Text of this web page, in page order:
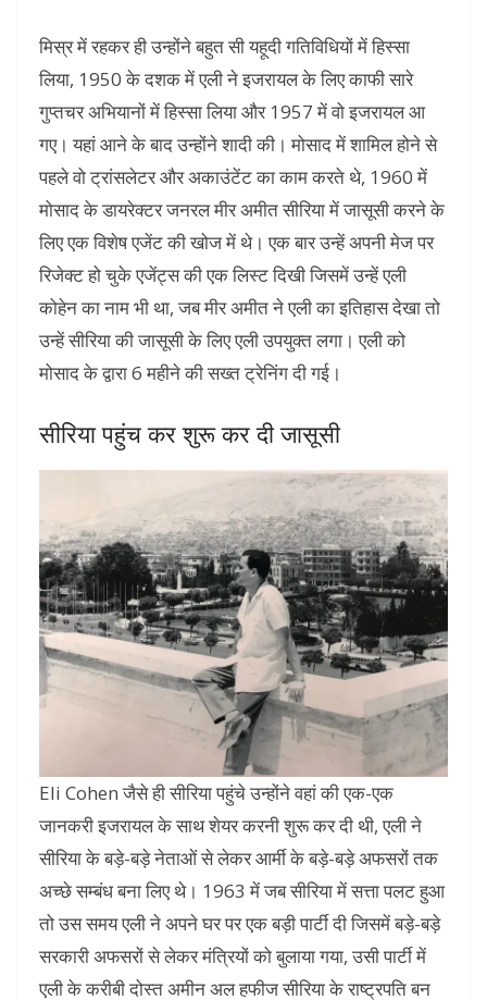
मिस्र में रहकर ही उन्होंने बहुत सी यहूदी गतिविधियों में हिस्सा
लिया, 1950 के दशक में एली ने इजरायल के लिए काफी सारे
गुप्तचर अभियानों में हिस्सा लिया और 1957 में वो इजरायल आ
गए। यहां आने के बाद उन्होंने शादी की। मोसाद में शामिल होने से
पहले वो ट्रांसलेटर और अकाउंटेंट का काम करते थे, 1960 में
मोसाद के डायरेक्टर जनरल मीर अमीत सीरिया में जासूसी करने के
लिए एक विशेष एजेंट की खोज में थे। एक बार उन्हें अपनी मेज पर
रिजेक्ट हो चुके एजेंट्स की एक लिस्ट दिखी जिसमें उन्हें एली
कोहेन का नाम भी था, जब मीर अमीत ने एली का इतिहास देखा तो
उन्हें सीरिया की जासूसी के लिए एली उपयुक्त लगा। एली को
मोसाद के द्वारा 6 महीने की सख्त ट्रेनिंग दी गई।
सीरिया पहुंच कर शुरू कर दी जासूसी
Eli Cohen जैसे ही सीरिया पहुंचे उन्होंने वहां की एक-एक
जानकरी इजरायल के साथ शेयर करनी शुरू कर दी थी, एली ने
सीरिया के बड़े-बड़े नेताओं से लेकर आर्मी के बड़े-बड़े अफसरों तक
अच्छे सम्बंध बना लिए थे। 1963 में जब सीरिया में सत्ता पलट हुआ
तो उस समय एली ने अपने घर पर एक बड़ी पार्टी दी जिसमें बड़े-बड़े
सरकारी अफसरों से लेकर मंत्रियों को बुलाया गया, उसी पार्टी में
एली के करीबी दोस्त अमीन अल हफीज सीरिया के राष्ट्रपति बन